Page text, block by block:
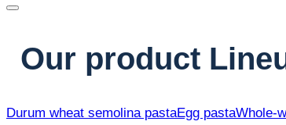
Our product
Durum wheat semolina pastaEgg pastaWhole-